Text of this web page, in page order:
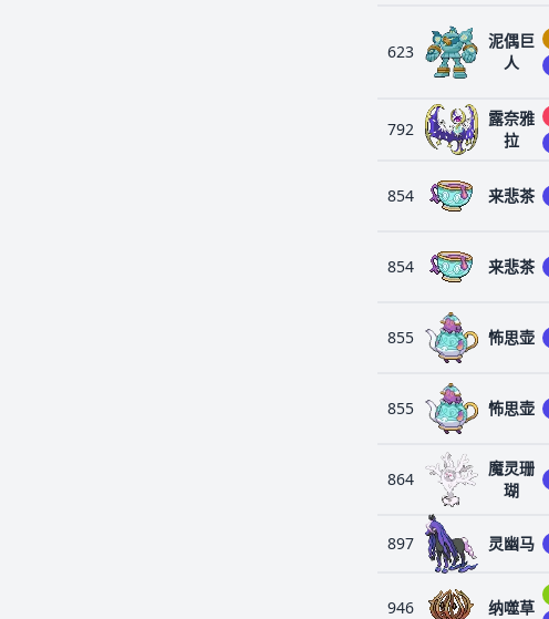
623
泥偶巨
人
792
露奈雅
拉
854 来悲茶
854 来悲茶
855 怖思壶
855 怖思壶
864
魔灵珊
瑚
897 灵幽马
946 纳噬草